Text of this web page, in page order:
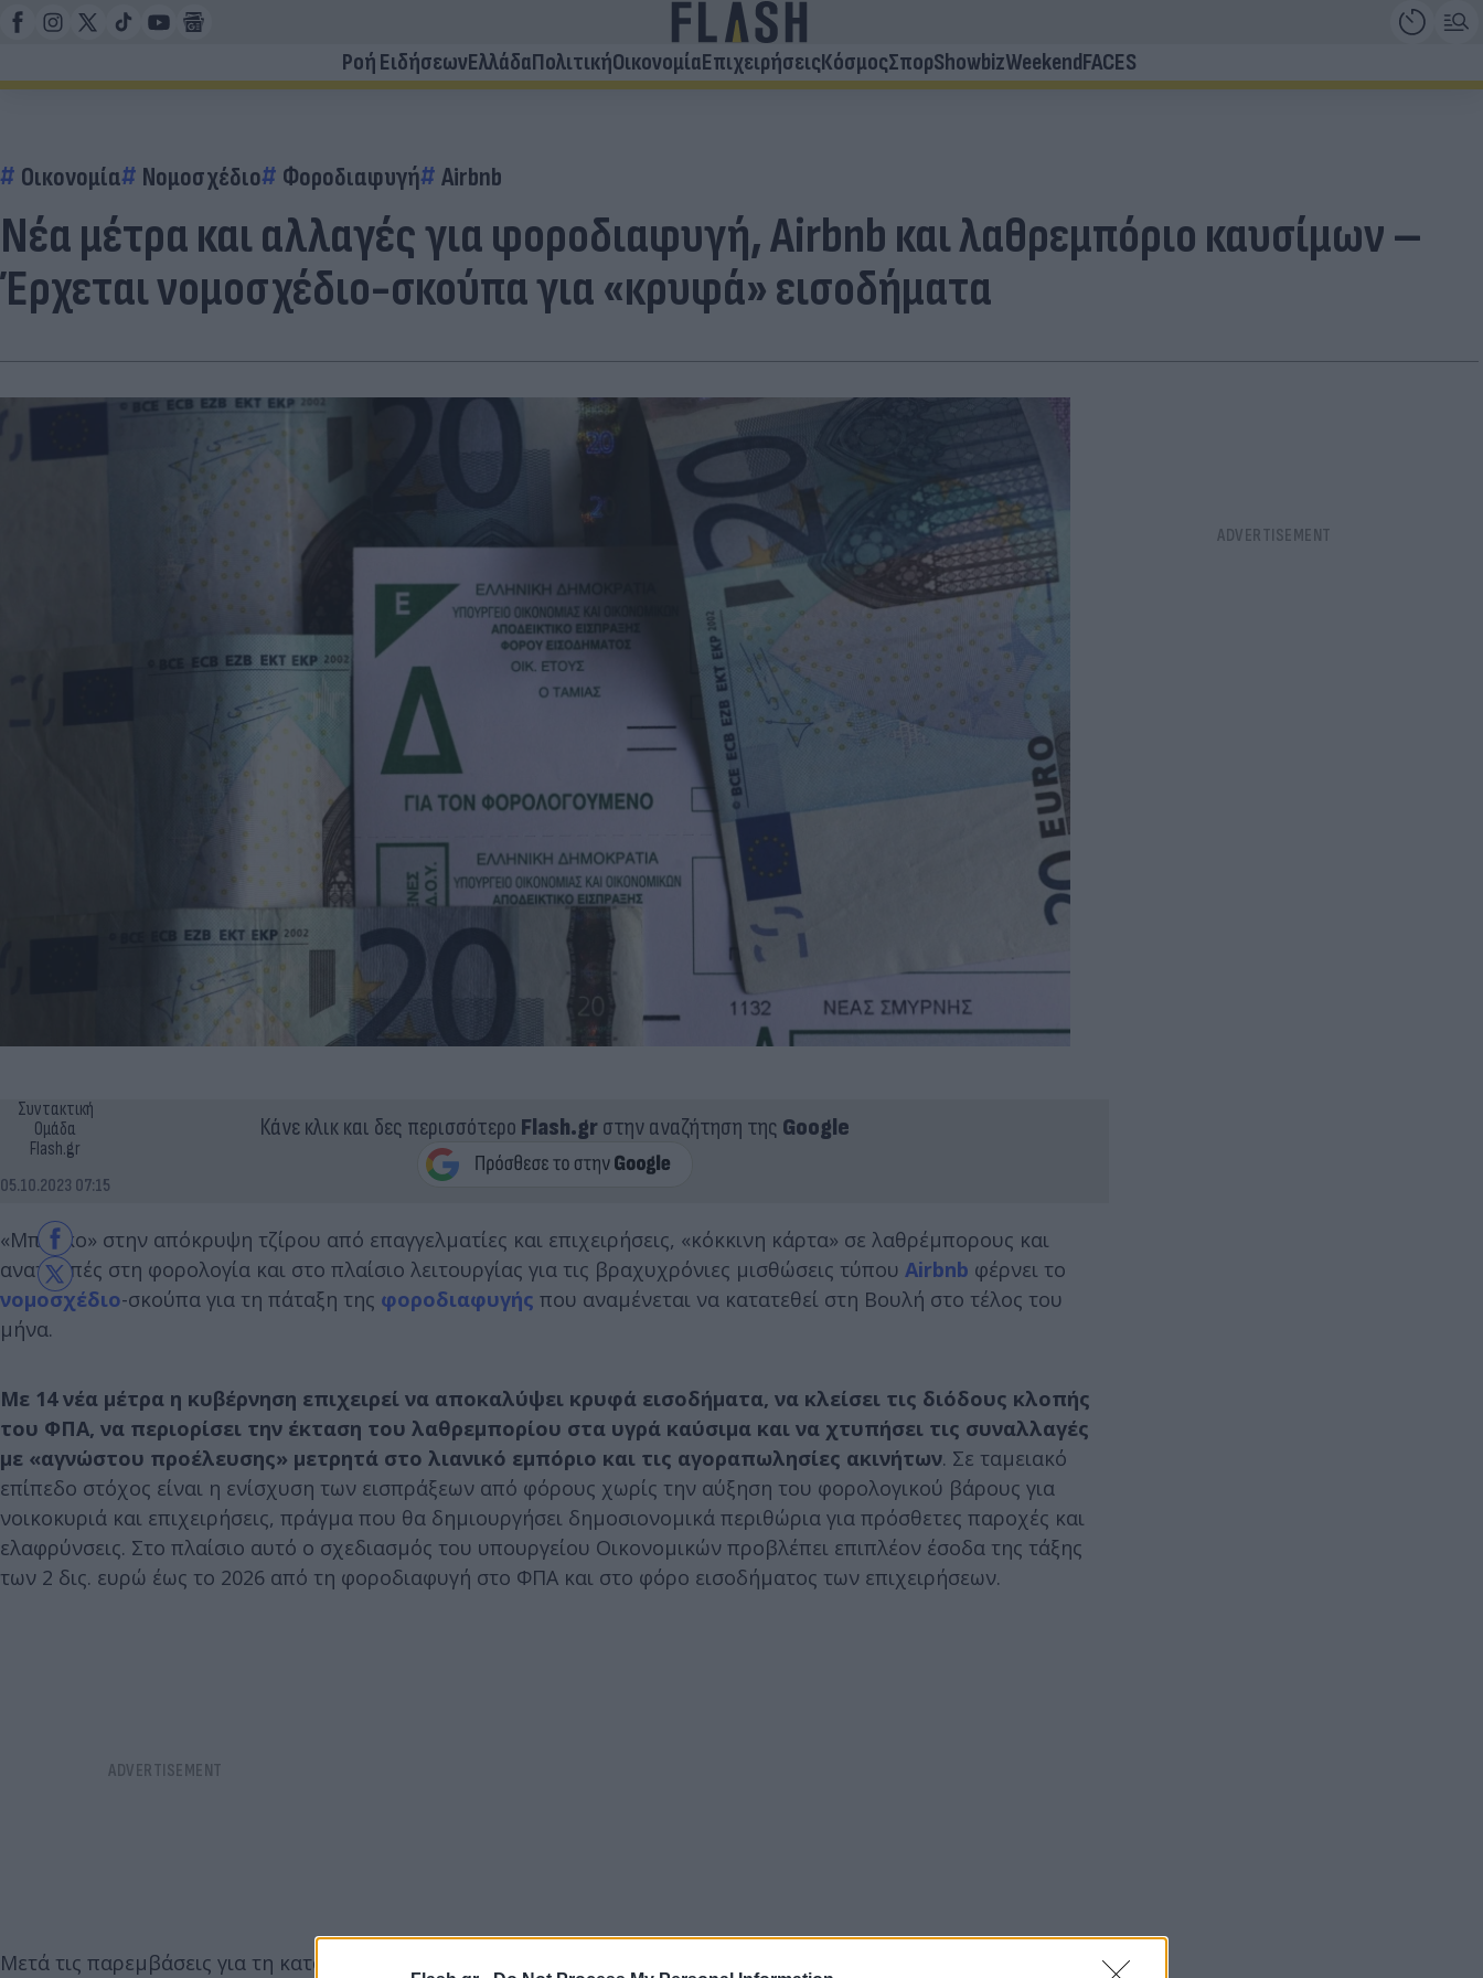
Ροή ΕιδήσεωνΕλλάδαΠολιτικήΟικονομίαΕπιχειρήσειςΚόσμοςΣπορShowbizWeekendFACES
Οικονομία Νομοσχέδιο Φοροδιαφυγή Airbnb
Νέα μέτρα και αλλαγές για φοροδιαφυγή, Αirbnb και λαθρεμπόριο καυσίμων –
Έρχεται νομοσχέδιο-σκούπα για «κρυφά» εισοδήματα
Συντακτική
Ομάδα
Flash.gr
05.10.2023 07:15
Κάνε κλικ και δες περισσότερο Flash.grστην αναζήτηση της Google
«Μπλόκο» στην απόκρυψη τζίρου από επαγγελματίες και επιχειρήσεις, «κόκκινη κάρτα» σε λαθρέμπορους και
ανατροπές στη φορολογία και στο πλαίσιο λειτουργίας για τις βραχυχρόνιες μισθώσεις τύπου Airbnb φέρνει το
νομοσχέδιο-σκούπα για τη πάταξη της φοροδιαφυγής που αναμένεται να κατατεθεί στη Βουλή στο τέλος του
μήνα.
Με 14 νέα μέτρα η κυβέρνηση επιχειρεί να αποκαλύψει κρυφά εισοδήματα, να κλείσει τις διόδους κλοπής
του ΦΠΑ, να περιορίσει την έκταση του λαθρεμπορίου στα υγρά καύσιμα και να χτυπήσει τις συναλλαγές
με «αγνώστου προέλευσης» μετρητά στο λιανικό εμπόριο και τις αγοραπωλησίες ακινήτων. Σε ταμειακό
επίπεδο στόχος είναι η ενίσχυση των εισπράξεων από φόρους χωρίς την αύξηση του φορολογικού βάρους για
νοικοκυριά και επιχειρήσεις, πράγμα που θα δημιουργήσει δημοσιονομικά περιθώρια για πρόσθετες παροχές και
ελαφρύνσεις. Στο πλαίσιο αυτό ο σχεδιασμός του υπουργείου Οικονομικών προβλέπει επιπλέον έσοδα της τάξης
των 2 δις. ευρώ έως το 2026 από τη φοροδιαφυγή στο ΦΠΑ και στο φόρο εισοδήματος των επιχειρήσεων.
Μετά τις παρεμβάσεις για τη καταπολέμηση της φοροδιαφυγής
έρχεται στις αρχές του 2024 νομοσχέδιο που θα